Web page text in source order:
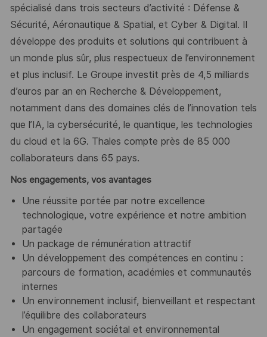
spécialisé dans trois secteurs d’activité : Défense &
Sécurité, Aéronautique & Spatial, et Cyber & Digital. Il
développe des produits et solutions qui contribuent à
un monde plus sûr, plus respectueux de l’environnement
et plus inclusif. Le Groupe investit près de 4,5 milliards
d’euros par an en Recherche & Développement,
notamment dans des domaines clés de l’innovation tels
que l’IA, la cybersécurité, le quantique, les technologies
du cloud et la 6G. Thales compte près de 85 000
collaborateurs dans 65 pays. ​
Nos engagements, vos avantages
Une réussite portée par notre excellence
technologique, votre expérience et notre ambition
partagée
Un package de rémunération attractif
Un développement des compétences en continu :
parcours de formation, académies et communautés
internes
Un environnement inclusif, bienveillant et respectant
l’équilibre des collaborateurs
Un engagement sociétal et environnemental